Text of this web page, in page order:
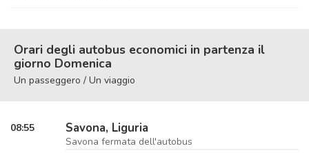
Orari degli autobus economici in partenza il
giorno Domenica
Un passeggero / Un viaggio
08:55 Savona, Liguria
Savona fermata dell'autobus